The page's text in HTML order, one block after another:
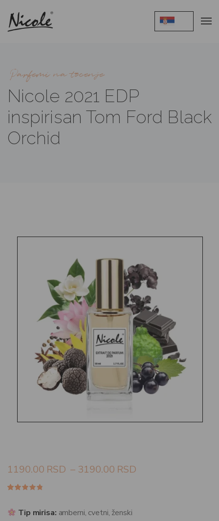
Parfemi na tocenje
Nicole 2021 EDP
inspirisan Tom Ford Black
Orchid
1190.00 RSD – 3190.00 RSD
5 na
osnovuTip mirisa: amberni, cvetni, ženski